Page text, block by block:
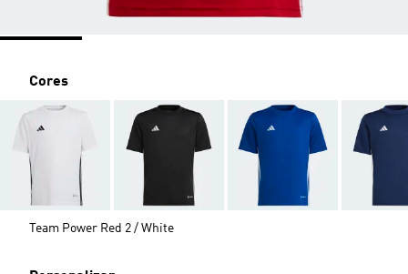
Cores
Team Power Red 2 / White